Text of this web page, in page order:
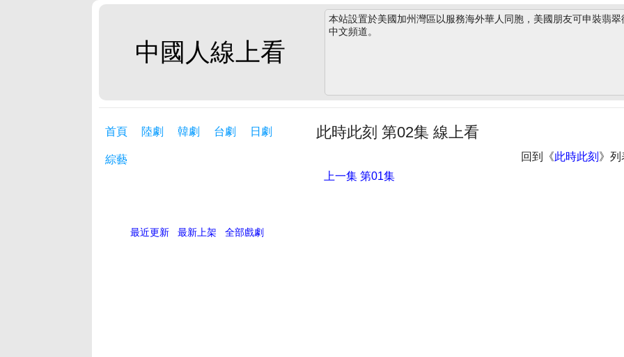
中國人線上看
本站設置於美國加州灣區以服務海外華人同胞，美國朋友可申裝翡
中文頻道。
首頁 陸劇 韓劇 台劇 日劇
綜藝
最近更新 最新上架 全部戲劇
此時此刻 第02集 線上看
回到《此時此刻 》列
上一集 第01集